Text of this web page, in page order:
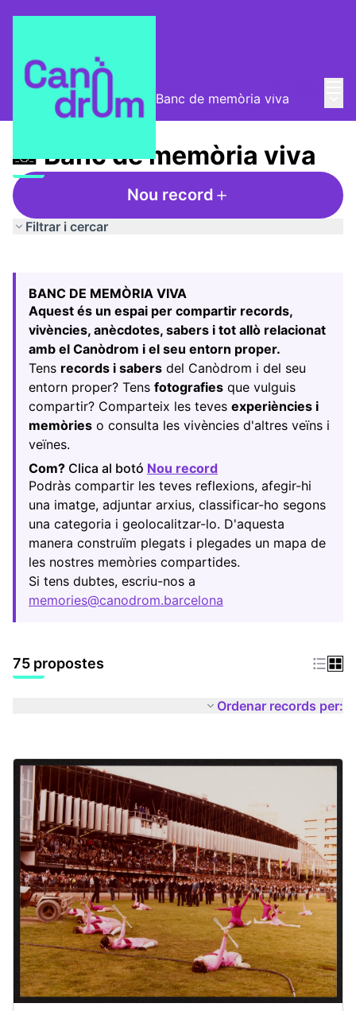
Taula de Memòries / 📸 Banc de memòria viva
📸 Banc de memòria viva
Nou record
Filtrar i cercar
−
BANC DE MEMÒRIA VIVA
Aquest és un espai per compartir records,
vivències, anècdotes, sabers i tot allò relacionat
amb el Canòdrom i el seu entorn proper.
Tens records i sabers del Canòdrom i del seu
entorn proper? Tens fotografies que vulguis
compartir? Comparteix les teves experiències i
memòries o consulta les vivències d'altres veïns i
veïnes.
Com? Clica al botó Nou record
(Obrir en una
Podràs compartir les teves reflexions, afegir-hi
una imatge, adjuntar arxius, classificar-ho segons
una categoria i geolocalitzar-lo. D'aquesta
manera construïm plegats i plegades un mapa de
les nostres memòries compartides.
Si tens dubtes, escriu-nos a
memories@canodrom.barcelona
75 propostes
Ordenar records per: